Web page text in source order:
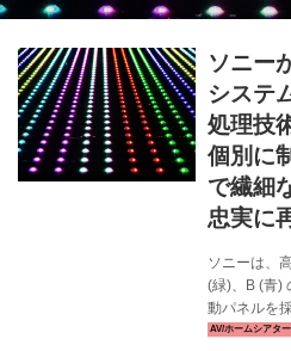
ソニー
システ
処理技
個別に
で繊細
忠実に
ソニーは、
(緑)、B (青)
動パネルを
プレイシス